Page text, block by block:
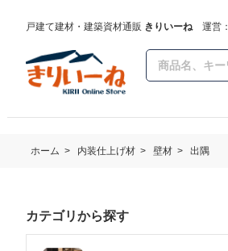
戸建て建材・建築資材通販 きりいーね運営：
ホーム > 内装仕上げ材 > 壁材 > 出隅
カテゴリから探す